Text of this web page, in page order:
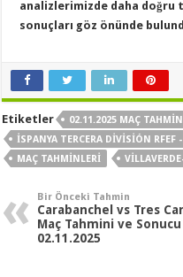
analizlerimizde daha doğru
sonuçları göz önünde
Etiketler 02.11.2025 MAÇ
İSPANYA TERCERA DIVISIÓN RFEF
MAÇ TAHMINLERI
Bir Önceki Tahmin
Carabanchel vs Tres
Maç Tahmini ve Sonucu
02.11.2025